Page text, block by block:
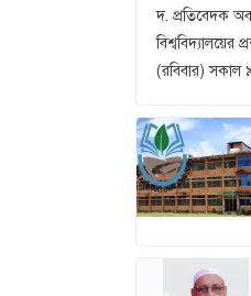
দ. প্রতিবেদক
(রবিবার) সকাল